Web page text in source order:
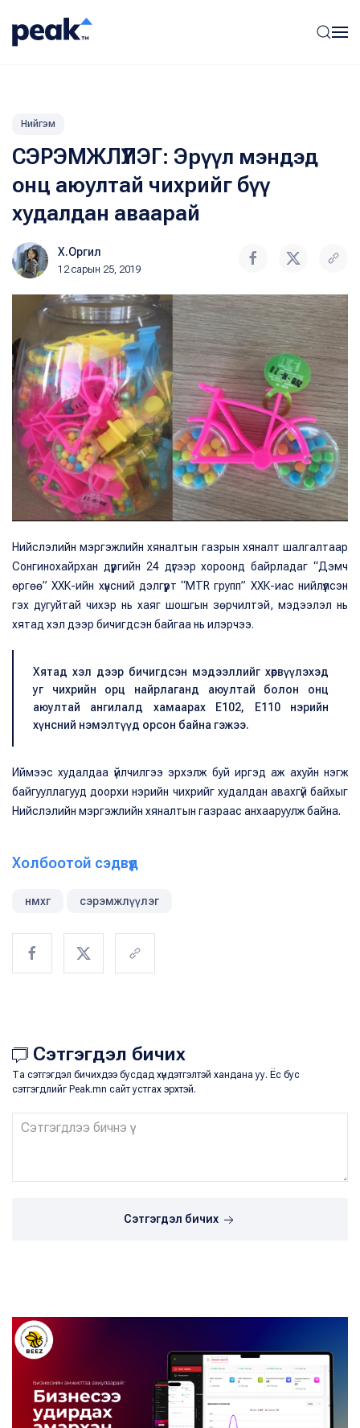
Нийгэм
СЭРЭМЖЛҮҮЛЭГ: Эрүүл мэндэд
онц аюултай чихрийг бүү
худалдан аваарай
Х.Оргил
12 сарын 25, 2019
Нийслэлийн мэргэжлийн хяналтын газрын хяналт шалгалтаар
Сонгинохайрхан дүүргийн 24 дүгээр хороонд байрладаг “Дэмч
өргөө” ХХК-ийн хүнсний дэлгүүрт “MTR групп” ХХК-иас нийлүүлсэн
гэх дугуйтай чихэр нь хаяг шошгын зөрчилтэй, мэдээлэл нь
хятад хэл дээр бичигдсэн байгаа нь илэрчээ.
Хятад хэл дээр бичигдсэн мэдээллийг хөрвүүлэхэд
уг чихрийн орц найрлаганд аюултай болон онц
аюултай ангилалд хамаарах E102, E110 нэрийн
хүнсний нэмэлтүүд орсон байна гэжээ.
Иймээс худалдаа үйлчилгээ эрхэлж буй иргэд аж ахуйн нэгж
байгууллагууд доорхи нэрийн чихрийг худалдан авахгүй байхыг
Нийслэлийн мэргэжлийн хяналтын газраас анхааруулж байна.
Холбоотой сэдвүүд
нмхг сэрэмжлүүлэг
Сэтгэгдэл бичих
Та сэтгэгдэл бичихдээ бусдад хүндэтгэлтэй хандана уу. Ёс бус
сэтгэгдлийг Peak.mn сайт устгах эрхтэй.
Сэтгэгдэл бичих